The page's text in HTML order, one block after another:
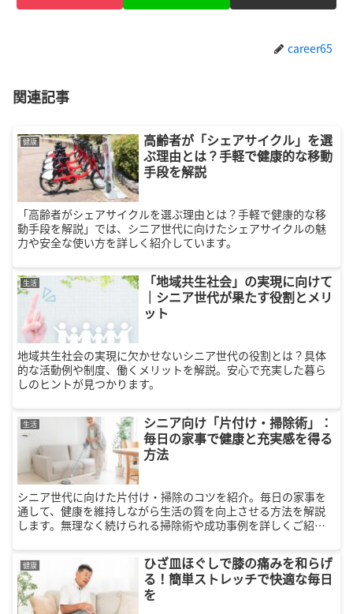
career65
関連記事
健康
高齢者が「シェアサイクル」を選
ぶ理由とは？手軽で健康的な移動
手段を解説
「高齢者がシェアサイクルを選ぶ理由とは？手軽で健康的な移
動手段を解説」では、シニア世代に向けたシェアサイクルの魅
力や安全な使い方を詳しく紹介しています。
生活
「地域共生社会」の実現に向けて
｜シニア世代が果たす役割とメリ
ット
地域共生社会の実現に欠かせないシニア世代の役割とは？具体
的な活動例や制度、働くメリットを解説。安心で充実した暮ら
しのヒントが見つかります。
生活
シニア向け「片付け・掃除術」：
毎日の家事で健康と充実感を得る
方法
シニア世代に向けた片付け・掃除のコツを紹介。毎日の家事を
通して、健康を維持しながら生活の質を向上させる方法を解説
します。無理なく続けられる掃除術や成功事例を詳しくご紹
健康
ひざ皿ほぐしで膝の痛みを和らげ
る！簡単ストレッチで快適な毎日
を